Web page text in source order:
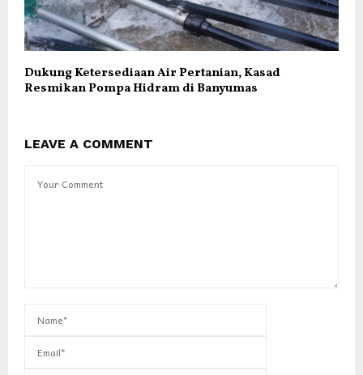
Dukung Ketersediaan Air Pertanian, Kasad
Resmikan Pompa Hidram di Banyumas
LEAVE A COMMENT